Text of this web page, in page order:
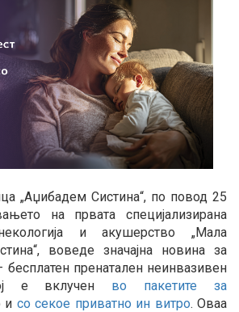
„Аџибадем Систина“, по повод 25
на првата специјализирана
и акушерство „Мала
воведе значајна новина за
бесплатен пренатален неинвазивен
е вклучен во пакетите за
и со секое приватно ин витро. Оваа